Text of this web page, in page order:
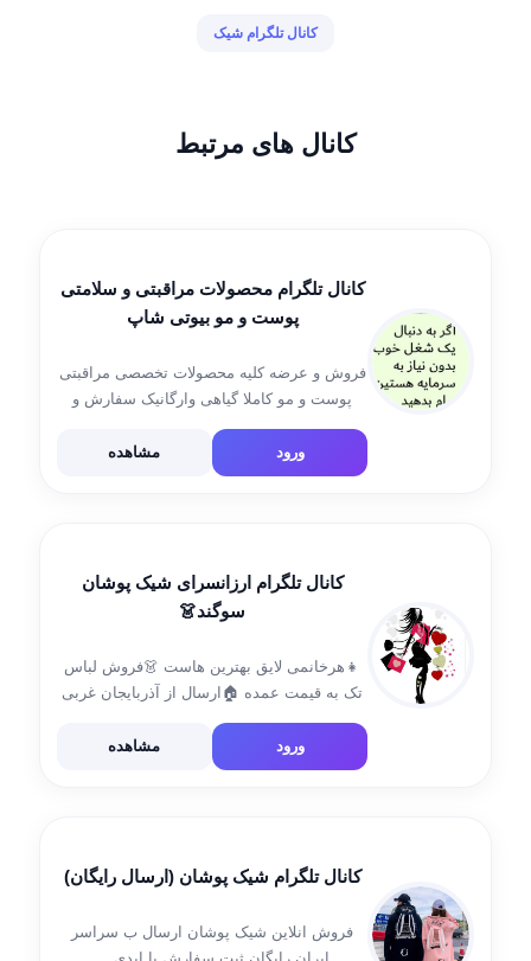
کانال تلگرام شیک
کانال های مرتبط
کانال تلگرام محصولات مراقبتی و سلامتی
پوست و مو بیوتی شاپ
فروش و عرضه کلیه محصولات تخصصی مراقبتی
پوست و مو کاملا گیاهی وارگانیک سفارش و
وهمکاری ارتباط با ادمین:ورود مشاهده
کانال تلگرام ارزانسرای شیک پوشان
سوگند👗
👧هرخانمی لایق بهترین هاست 👗فروش لباس
تک به قیمت عمده 🏠ارسال از آذربایجان غربی
آنلاین با یک بار خرید مشتری دائمی ما میشوید
سود کمتر فروش بیشتر آیدی ثبت سفارش: […]
ورود مشاهده
کانال تلگرام شیک پوشان (ارسال رایگان)
فروش انلاین شیک پوشان ارسال ب سراسر